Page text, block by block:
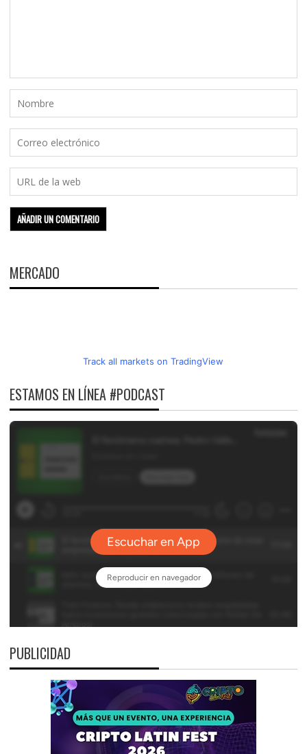
MERCADO
Track all markets on TradingView
ESTAMOS EN LÍNEA #PODCAST
PUBLICIDAD